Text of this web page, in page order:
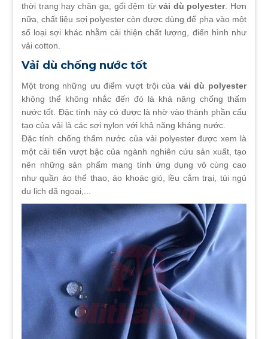
thời trang hay chăn ga, gối đệm từ vải dù polyester. Hơn
nữa, chất liệu sợi polyester còn được dùng để pha vào một
số loại sợi khác nhằm cải thiện chất lượng, điển hình như
vải cotton.
Vải dù chống nước tốt
Một trong những ưu điểm vượt trội của vải dù polyester
không thể không nhắc đến đó là khả năng chống thấm
nước tốt. Đặc tính này có được là nhờ vào thành phần cấu
tạo của vải là các sợi nylon với khả năng kháng nước.
Đặc tính chống thấm nước của vải polyester được xem là
một cải tiến vượt bậc của ngành nghiên cứu sản xuất, tạo
nên những sản phẩm mang tính ứng dụng vô cùng cao
như quần áo thể thao, áo khoác gió, lều cắm trại, túi ngủ
du lịch dã ngoại,...